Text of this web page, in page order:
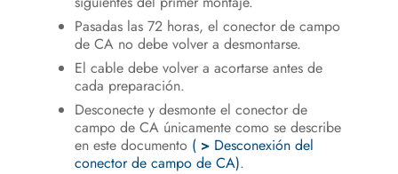
Pasadas las 72 horas, el conector de campo
de CA no debe volver a desmontarse.
El cable debe volver a acortarse antes de
cada preparación.
Desconecte y desmonte el conector de
campo de CA únicamente como se describe
en este documento ( > Desconexión del
conector de campo de CA).